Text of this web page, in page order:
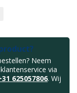
Neem
via
625057806. Wij